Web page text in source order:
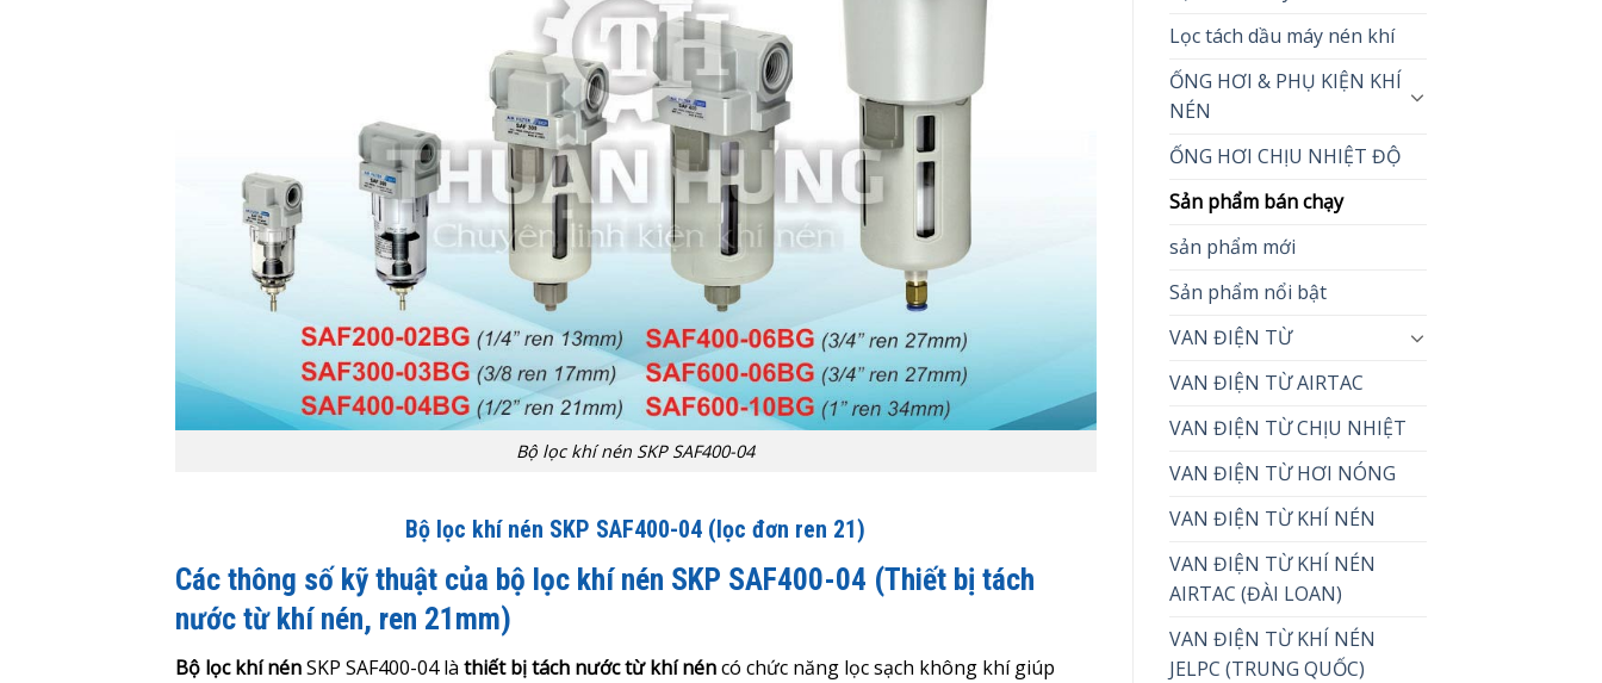
Bộ lọc khí nén SKP SAF400-04
Bộ lọc khí nén SKP SAF400-04 (lọc đơn ren 21)
Các thông số kỹ thuật của bộ lọc khí nén SKP SAF400-04 (Thiết bị tách
nước từ khí nén, ren 21mm)
Bộ lọc khí nénSKP SAF400-04 là thiết bị tách nước từ khí néncó chức năng lọc sạch không khí giúp
Lọc tách dầu máy nén khí
ỐNG HƠI & PHỤ KIỆN KHÍ
NÉN
ỐNG HƠI CHỊU NHIỆT ĐỘ
Sản phẩm bán chạy
sản phẩm mới
Sản phẩm nổi bật
VAN ĐIỆN TỪ
VAN ĐIỆN TỪ AIRTAC
VAN ĐIỆN TỪ CHỊU NHIỆT
VAN ĐIỆN TỪ HƠI NÓNG
VAN ĐIỆN TỪ KHÍ NÉN
VAN ĐIỆN TỪ KHÍ NÉN
AIRTAC (ĐÀI LOAN)
VAN ĐIỆN TỪ KHÍ NÉN
JELPC (TRUNG QUỐC)